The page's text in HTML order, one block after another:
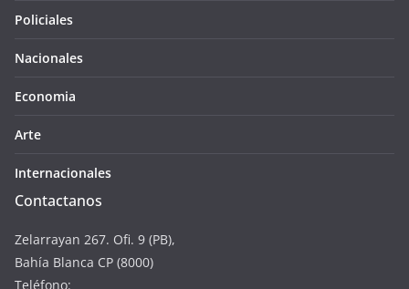
Policiales
Nacionales
Economia
Arte
Internacionales
Contactanos
Zelarrayan 267. Ofi. 9 (PB),
Bahía Blanca CP (8000)
Teléfono: